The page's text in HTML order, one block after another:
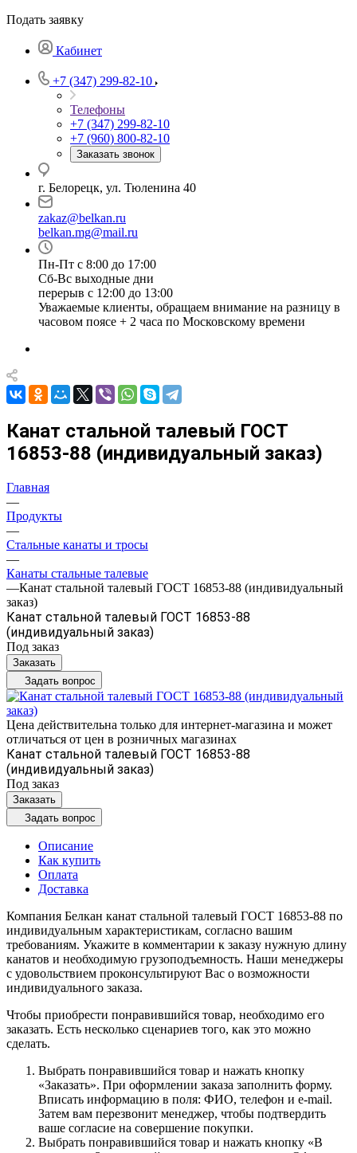
Подать заявку
Кабинет
+7 (347) 299-82-10
Телефоны
+7 (347) 299-82-10
+7 (960) 800-82-10
Заказать звонок
г. Белорецк, ул. Тюленина 40
zakaz@belkan.ru
belkan.mg@mail.ru
Пн-Пт с 8:00 до 17:00
Сб-Вс выходные дни
перерыв с 12:00 до 13:00
Уважаемые клиенты, обращаем внимание на разницу в
часовом поясе + 2 часа по Московскому времени
Канат стальной талевый ГОСТ
16853-88 (индивидуальный заказ)
Главная
—
Продукты
—
Стальные канаты и тросы
—
Канаты стальные талевые
—Канат стальной талевый ГОСТ 16853-88 (индивидуальный
заказ)
Канат стальной талевый ГОСТ 16853-88
(индивидуальный заказ)
Под заказ
Заказать
Задать вопрос
Цена действительна только для интернет-магазина и может
отличаться от цен в розничных магазинах
Канат стальной талевый ГОСТ 16853-88
(индивидуальный заказ)
Под заказ
Заказать
Задать вопрос
Описание
Как купить
Оплата
Доставка
Компания Белкан канат стальной талевый ГОСТ 16853-88 по
индивидуальным характеристикам, согласно вашим
требованиям. Укажите в комментарии к заказу нужную длину
канатов и необходимую грузоподъемность. Наши менеджеры
с удовольствием проконсультируют Вас о возможности
индивидуального заказа.
Чтобы приобрести понравившийся товар, необходимо его
заказать. Есть несколько сценариев того, как это можно
сделать.
Выбрать понравившийся товар и нажать кнопку
«Заказать». При оформлении заказа заполнить форму.
Вписать информацию в поля: ФИО, телефон и e-mail.
Затем вам перезвонит менеджер, чтобы подтвердить
ваше согласие на совершение покупки.
Выбрать понравившийся товар и нажать кнопку «В